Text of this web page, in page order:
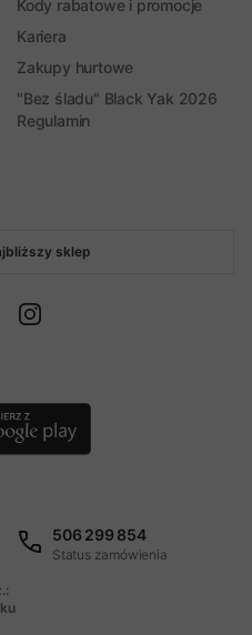
sklep
Kody rabatowe i promocje
Kariera
Zakupy hurtowe
"Bez śladu" Black Yak 2026
Regulamin
506 299 854
Status zamówienia